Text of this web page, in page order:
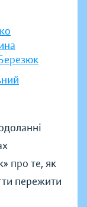
про те, як
пережити